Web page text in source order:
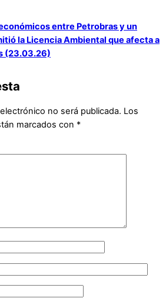
entre Petrobras y un
la Licencia Ambiental que afecta a
(23.03.26)
no será publicada. Los
marcados con *